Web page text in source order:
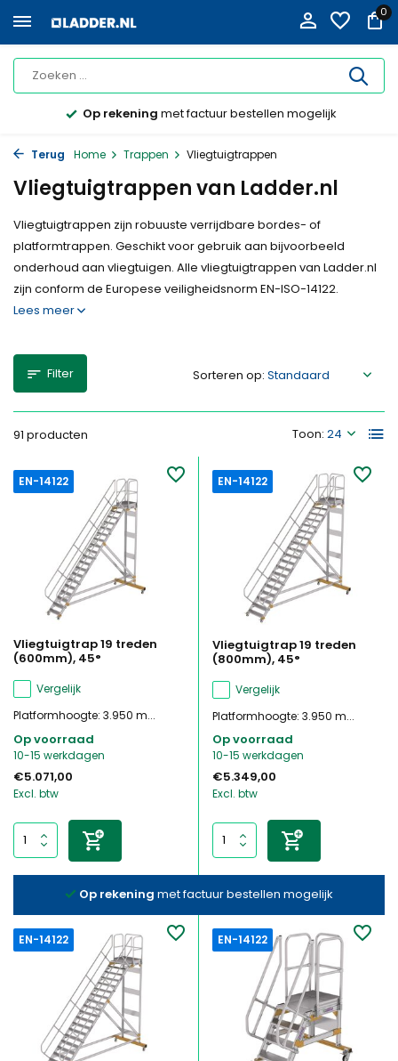
0
Op rekening met factuur bestellen mogelijk
Terug Home Trappen Vliegtuigtrappen
Vliegtuigtrappen van Ladder.nl
Vliegtuigtrappen zijn robuuste verrijdbare bordes- of
platformtrappen. Geschikt voor gebruik aan bijvoorbeeld
onderhoud aan vliegtuigen. Alle vliegtuigtrappen van Ladder.nl
zijn conform de Europese veiligheidsnorm EN-ISO-14122.
Lees meer
Filter
91 producten Toon:
Sorteren op:
EN-14122
Vliegtuigtrap 19 treden
(600mm), 45°
Vergelijk
Platformhoogte: 3.950 m...
Op voorraad
10-15 werkdagen
€5.071,00
Excl. btw
EN-14122
Vliegtuigtrap 19 treden
(800mm), 45°
Vergelijk
Platformhoogte: 3.950 m...
Op voorraad
10-15 werkdagen
€5.349,00
Excl. btw
Op rekening met factuur bestellen mogelijk
EN-14122 EN-14122